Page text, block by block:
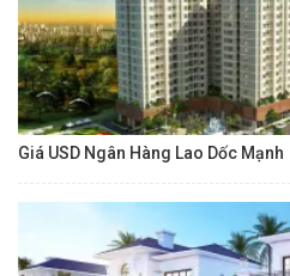
Giá USD Ngân Hàng Lao Dốc Mạnh